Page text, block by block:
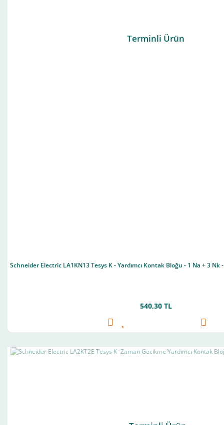
Terminli Ürün
Schneider Electric LA1KN13 Tesys K - Yardımcı Kontak Bloğu - 1 Na + 3
540,30 TL